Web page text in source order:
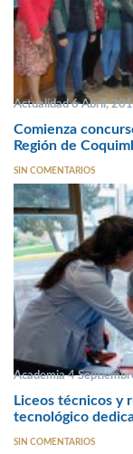
Actualidad 6 Abril,
Comienza
Región de
SIN COMENTARIOS
Academia 4
Liceos técnicos y
tecnológico
SIN COMENTARIOS